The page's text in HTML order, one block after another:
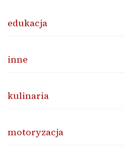
edukacja
inne
kulinaria
motoryzacja